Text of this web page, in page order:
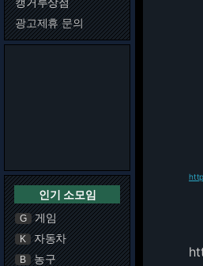
광고제휴 문의
인기 소모임
G 게임
K 자동차
B 농구